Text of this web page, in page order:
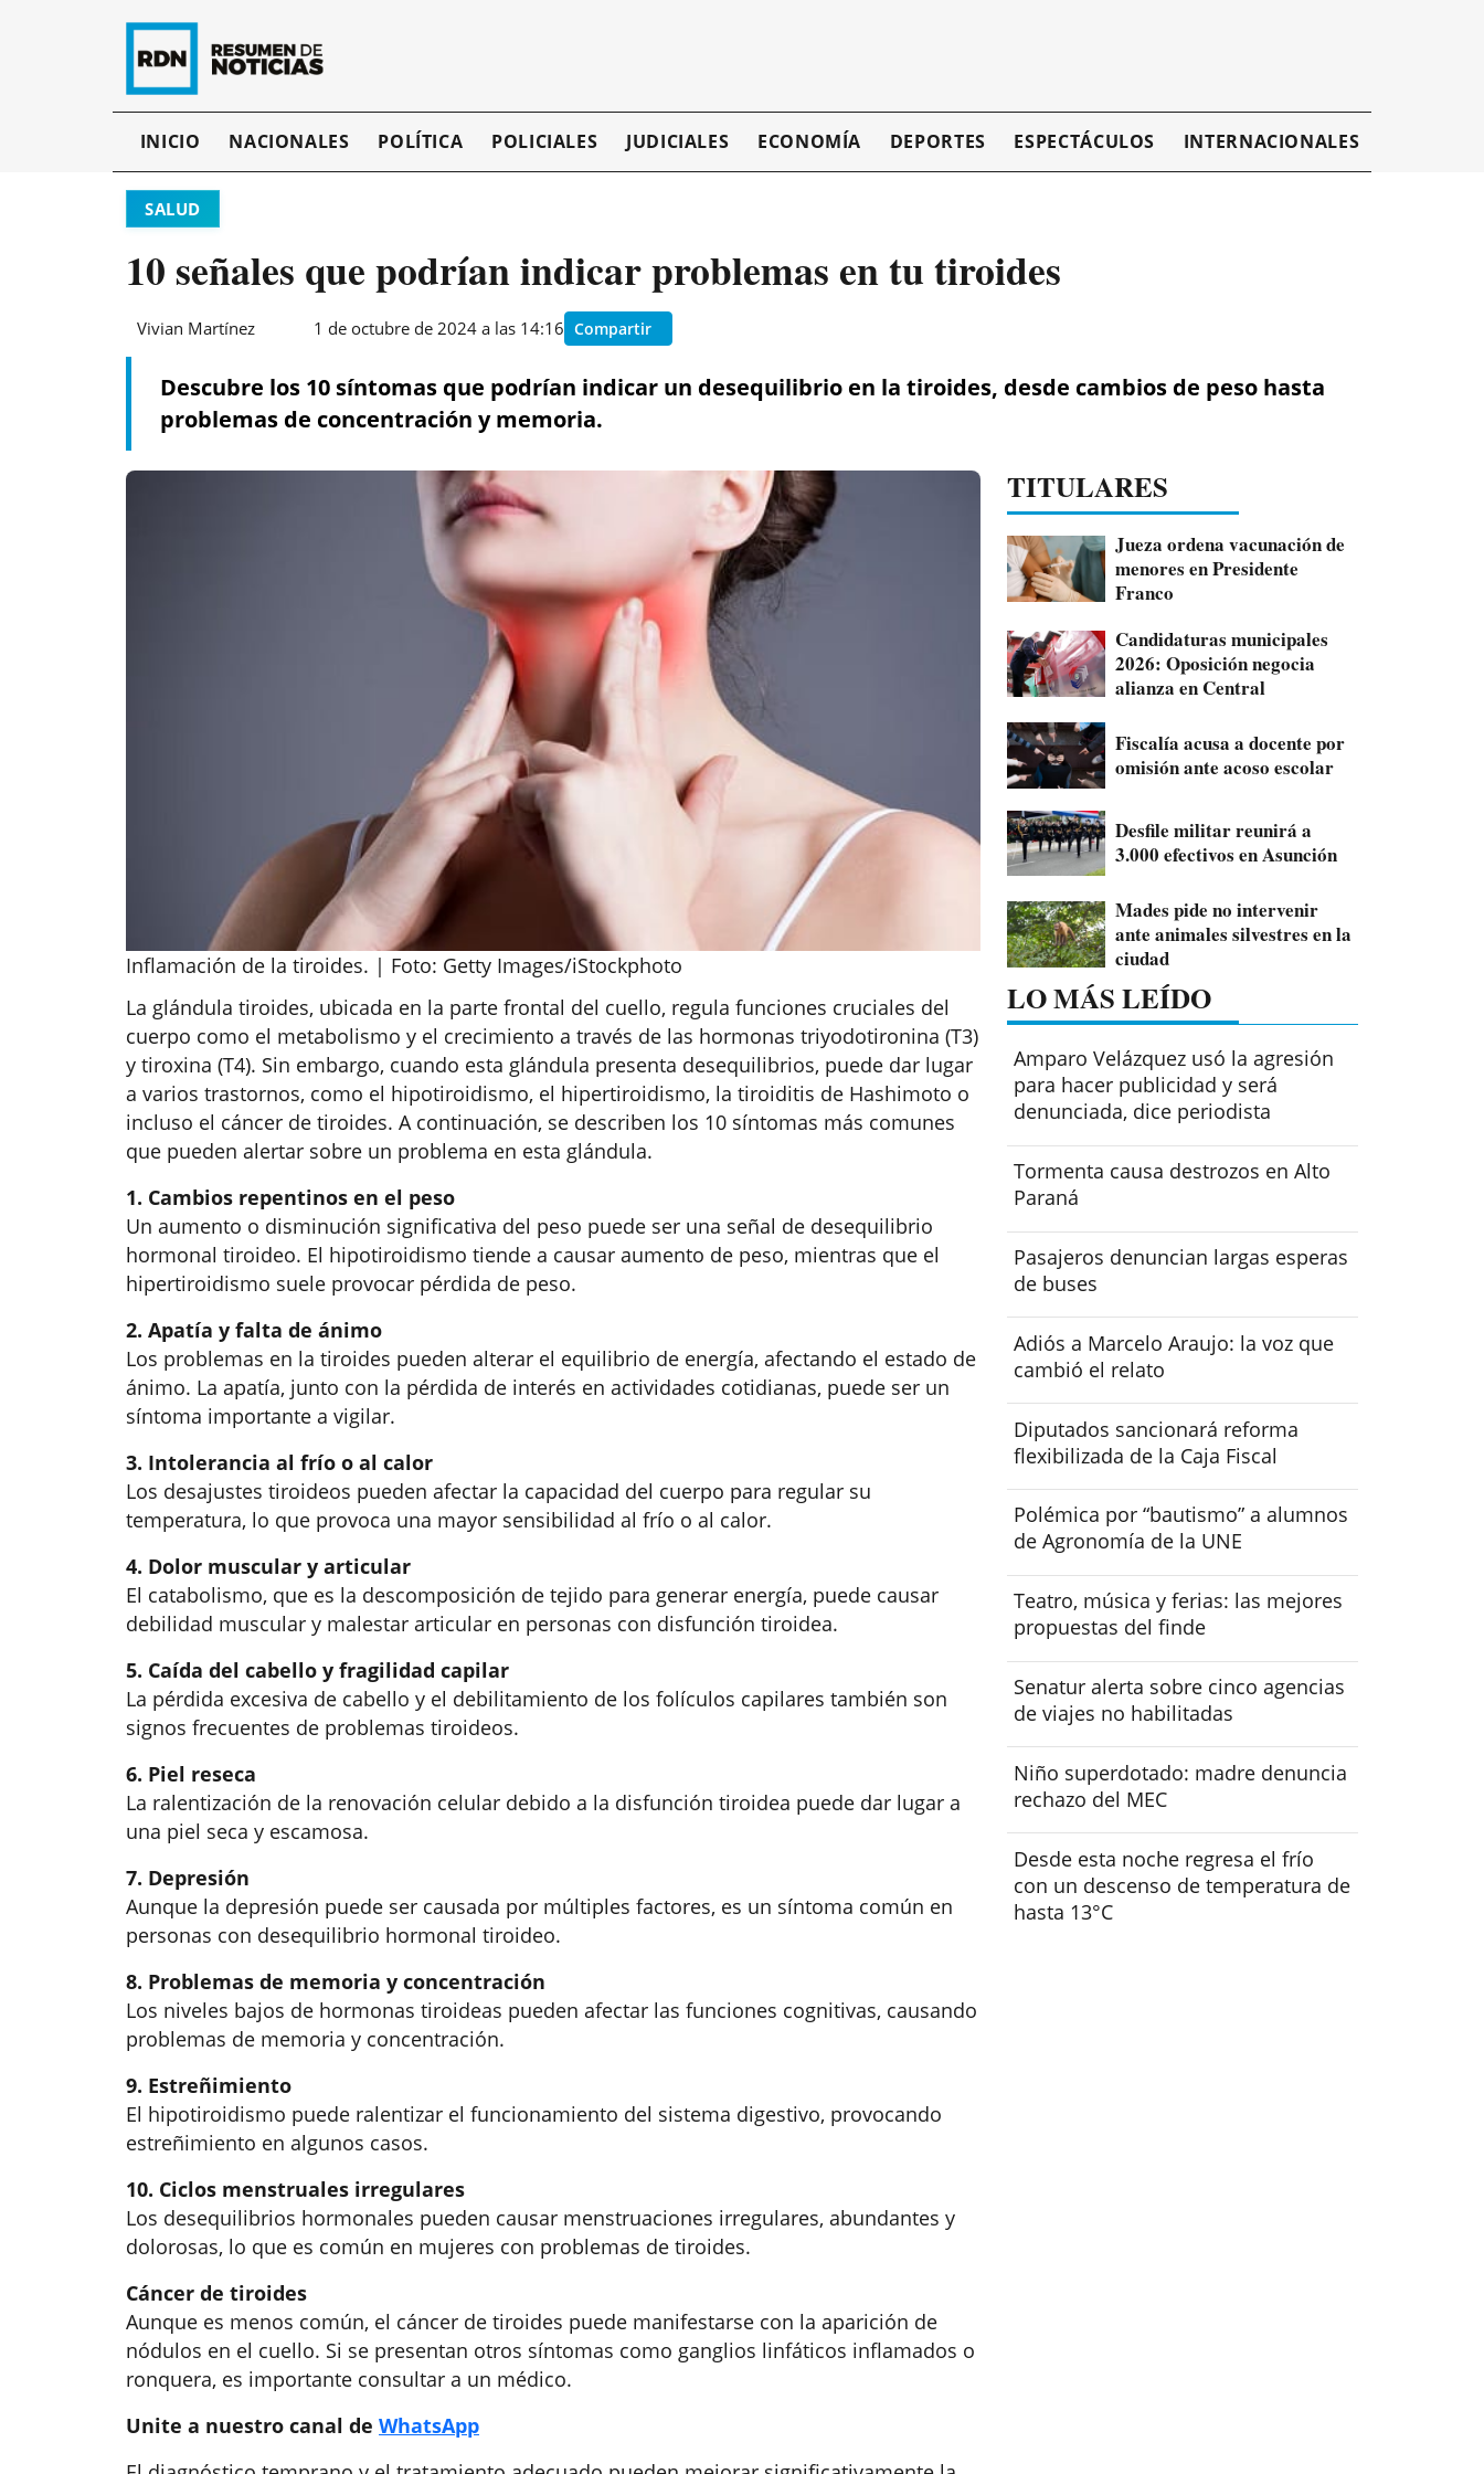
INICIO NACIONALES POLÍTICA POLICIALES JUDICIALES ECONOMÍA DEPORTES ESPECTÁCULOS INTERNACIONALES
SALUD
10 señales que podrían indicar problemas en tu tiroides
Vivian Martínez 1 de octubre de 2024 a las 14:16 Compartir
Descubre los 10 síntomas que podrían indicar un desequilibrio en la tiroides, desde cambios de peso hasta
problemas de concentración y memoria.
Inflamación de la tiroides. | Foto: Getty Images/iStockphoto
La glándula tiroides, ubicada en la parte frontal del cuello, regula funciones cruciales del
cuerpo como el metabolismo y el crecimiento a través de las hormonas triyodotironina (T3)
y tiroxina (T4). Sin embargo, cuando esta glándula presenta desequilibrios, puede dar lugar
a varios trastornos, como el hipotiroidismo, el hipertiroidismo, la tiroiditis de Hashimoto o
incluso el cáncer de tiroides. A continuación, se describen los 10 síntomas más comunes
que pueden alertar sobre un problema en esta glándula.
1. Cambios repentinos en el peso
Un aumento o disminución significativa del peso puede ser una señal de desequilibrio
hormonal tiroideo. El hipotiroidismo tiende a causar aumento de peso, mientras que el
hipertiroidismo suele provocar pérdida de peso.
2. Apatía y falta de ánimo
Los problemas en la tiroides pueden alterar el equilibrio de energía, afectando el estado de
ánimo. La apatía, junto con la pérdida de interés en actividades cotidianas, puede ser un
síntoma importante a vigilar.
3. Intolerancia al frío o al calor
Los desajustes tiroideos pueden afectar la capacidad del cuerpo para regular su
temperatura, lo que provoca una mayor sensibilidad al frío o al calor.
4. Dolor muscular y articular
El catabolismo, que es la descomposición de tejido para generar energía, puede causar
debilidad muscular y malestar articular en personas con disfunción tiroidea.
5. Caída del cabello y fragilidad capilar
La pérdida excesiva de cabello y el debilitamiento de los folículos capilares también son
signos frecuentes de problemas tiroideos.
6. Piel reseca
La ralentización de la renovación celular debido a la disfunción tiroidea puede dar lugar a
una piel seca y escamosa.
7. Depresión
Aunque la depresión puede ser causada por múltiples factores, es un síntoma común en
personas con desequilibrio hormonal tiroideo.
8. Problemas de memoria y concentración
Los niveles bajos de hormonas tiroideas pueden afectar las funciones cognitivas, causando
problemas de memoria y concentración.
9. Estreñimiento
El hipotiroidismo puede ralentizar el funcionamiento del sistema digestivo, provocando
estreñimiento en algunos casos.
10. Ciclos menstruales irregulares
Los desequilibrios hormonales pueden causar menstruaciones irregulares, abundantes y
dolorosas, lo que es común en mujeres con problemas de tiroides.
Cáncer de tiroides
Aunque es menos común, el cáncer de tiroides puede manifestarse con la aparición de
nódulos en el cuello. Si se presentan otros síntomas como ganglios linfáticos inflamados o
ronquera, es importante consultar a un médico.
Unite a nuestro canal de WhatsApp
TITULARES
Jueza ordena vacunación de
menores en Presidente
Franco
Candidaturas municipales
2026: Oposición negocia
alianza en Central
Fiscalía acusa a docente por
omisión ante acoso escolar
Desfile militar reunirá a
3.000 efectivos en Asunción
Mades pide no intervenir
ante animales silvestres en la
ciudad
LO MÁS LEÍDO
Amparo Velázquez usó la agresión
para hacer publicidad y será
denunciada, dice periodista
Tormenta causa destrozos en Alto
Paraná
Pasajeros denuncian largas esperas
de buses
Adiós a Marcelo Araujo: la voz que
cambió el relato
Diputados sancionará reforma
flexibilizada de la Caja Fiscal
Polémica por “bautismo” a alumnos
de Agronomía de la UNE
Teatro, música y ferias: las mejores
propuestas del finde
Senatur alerta sobre cinco agencias
de viajes no habilitadas
Niño superdotado: madre denuncia
rechazo del MEC
Desde esta noche regresa el frío
con un descenso de temperatura de
hasta 13°C